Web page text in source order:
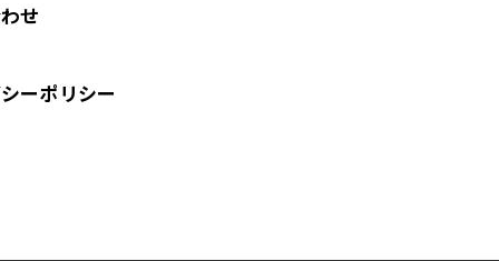
せ
ーポリシー